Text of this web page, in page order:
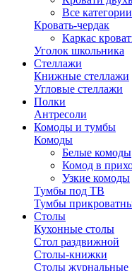
Все
Кровать-чердак
Каркас
Уголок школьника
Стеллажи
Книжные стеллажи
Угловые стеллажи
Полки
Антресоли
Комоды и тумбы
Комоды
Белые комоды
Комод в
Узкие комоды
Тумбы под ТВ
Тумбы
Столы
Кухонные столы
Стол раздвижной
Столы-книжки
Столы журнальные